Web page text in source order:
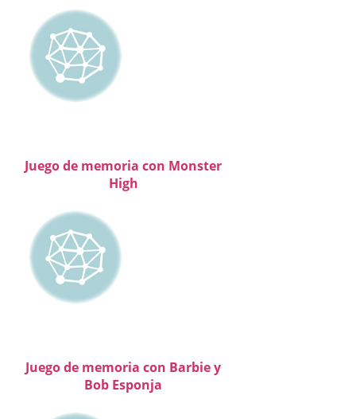
Juego de memoria con Monster
High
Juego de memoria con Barbie y
Bob Esponja